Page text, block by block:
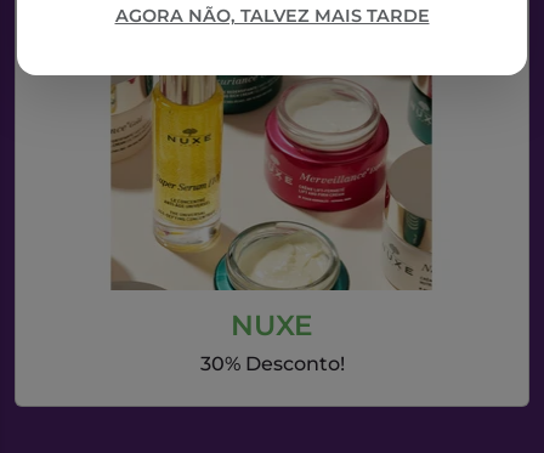
AGORA NÃO, TALVEZ MAIS TARDE
NUXE
30% Desconto!